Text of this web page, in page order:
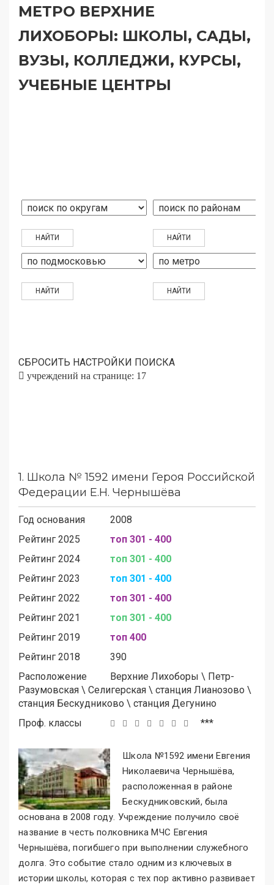
МЕТРО ВЕРХНИЕ
ЛИХОБОРЫ: ШКОЛЫ, САДЫ,
ВУЗЫ, КОЛЛЕДЖИ, КУРСЫ,
УЧЕБНЫЕ ЦЕНТРЫ
СБРОСИТЬ НАСТРОЙКИ ПОИСКА
учреждений на странице: 17
1. Школа № 1592 имени Героя Российской
Федерации Е.Н. Чернышёва
Год основания
2008
Рейтинг 2025
топ 301 - 400
Рейтинг 2024
топ 301 - 400
Рейтинг 2023
топ 301 - 400
Рейтинг 2022
топ 301 - 400
Рейтинг 2021
топ 301 - 400
Рейтинг 2019
топ 400
Рейтинг 2018
390
Расположение
Верхние Лихоборы \ Петр-
Разумовская \ Селигерская \ станция Лианозово \
станция Бескудниково \ станция Дегунино
Проф. классы
***
Школа №1592 имени Евгения
Николаевича Чернышёва,
расположенная в районе
Бескудниковский, была
основана в 2008 году. Учреждение получило своё
название в честь полковника МЧС Евгения
Чернышёва, погибшего при выполнении служебного
долга. Это событие стало одним из ключевых в
истории школы, которая с тех пор активно развивает